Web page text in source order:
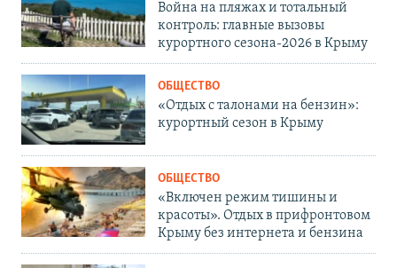
Война на пляжах и тотальный
контроль: главные вызовы
курортного сезона-2026 в Крыму
ОБЩЕСТВО
«Отдых с талонами на бензин»:
курортный сезон в Крыму
ОБЩЕСТВО
«Включен режим тишины и
красоты». Отдых в прифронтовом
Крыму без интернета и бензина